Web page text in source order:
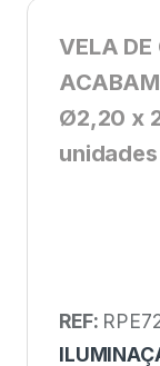
VELA DE
Ø2,20 x
unidades
REF: